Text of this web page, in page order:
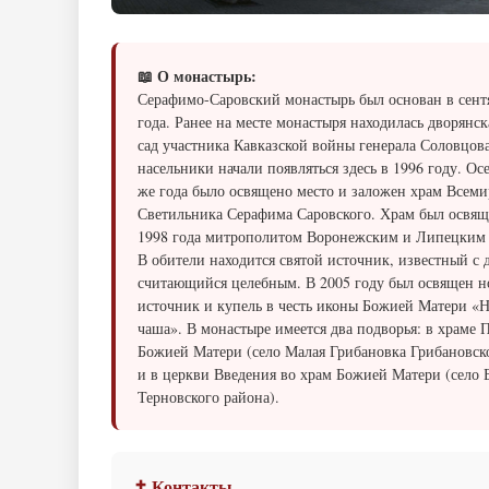
📖 О монастырь:
Серафимо-Саровский монастырь был основан в
года. Ранее на месте монастыря находилась
сад участника Кавказской войны генерала
насельники начали появляться здесь в 1996 году.
же года было освящено место и заложен храм
Светильника Серафима Саровского. Храм был
1998 года митрополитом Воронежским и
В обители находится святой источник, известный с
считающийся целебным. В 2005 году был освящен
источник и купель в честь иконы Божией Матери
чаша». В монастыре имеется два подворья: в храме
Божией Матери (село Малая Грибановка
и в церкви Введения во храм Божией Матери (село
Терновского района).